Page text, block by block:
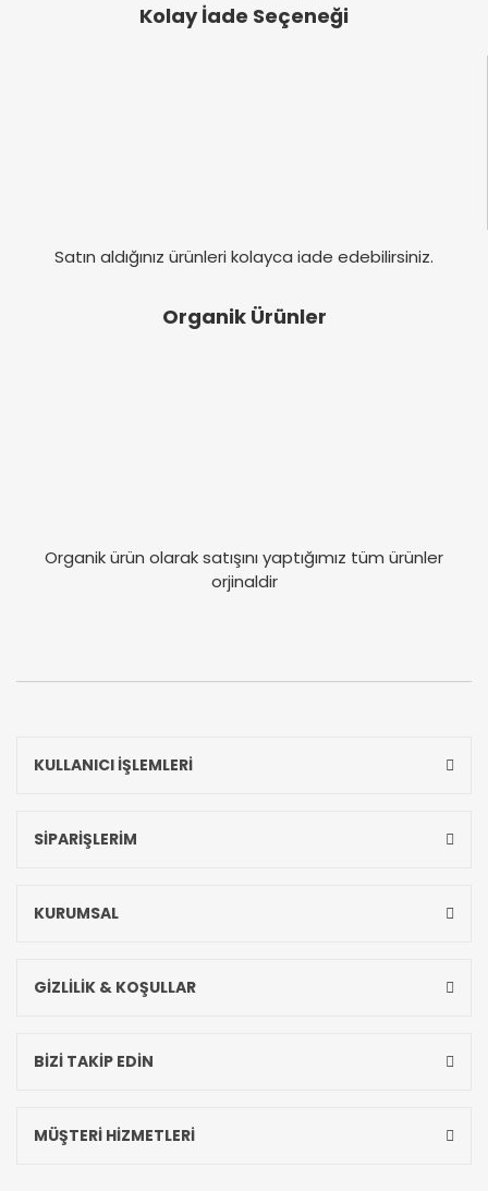
Kolay İade Seçeneği
Satın aldığınız ürünleri kolayca iade edebilirsiniz.
Organik Ürünler
Organik ürün olarak satışını yaptığımız tüm ürünler
orjinaldir
KULLANICI İŞLEMLERİ
SİPARİŞLERİM
KURUMSAL
GİZLİLİK & KOŞULLAR
BİZİ TAKİP EDİN
MÜŞTERİ HİZMETLERİ